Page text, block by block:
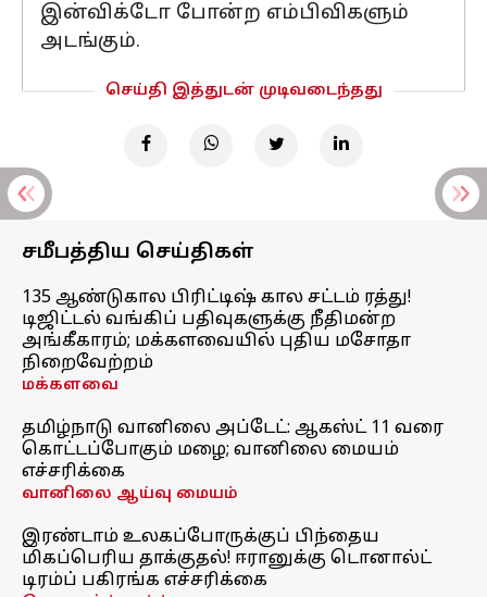
இன்விக்டோ போன்ற எம்பிவிகளும்
அடங்கும்.
செய்தி இத்துடன் முடிவடைந்தது
சமீபத்திய செய்திகள்
135 ஆண்டுகால பிரிட்டிஷ் கால சட்டம் ரத்து!
டிஜிட்டல் வங்கிப் பதிவுகளுக்கு நீதிமன்ற
அங்கீகாரம்; மக்களவையில் புதிய மசோதா
நிறைவேற்றம்
மக்களவை
தமிழ்நாடு வானிலை அப்டேட்: ஆகஸ்ட் 11 வரை
கொட்டப்போகும் மழை; வானிலை மையம்
எச்சரிக்கை
வானிலை ஆய்வு மையம்
இரண்டாம் உலகப்போருக்குப் பிந்தைய
மிகப்பெரிய தாக்குதல்! ஈரானுக்கு டொனால்ட்
டிரம்ப் பகிரங்க எச்சரிக்கை